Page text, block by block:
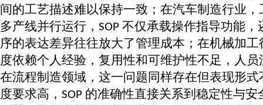
间的工艺描述难以保持一致；在汽车制造行业
多产线并行运行， SOP 不仅承载操作指导功能
序的表达差异往往放大了管理成本；在机械加
度依赖个人经验，复用性和可维护性不足，人
在流程制造领域，这一问题同样存在但表现形
度要求高， SOP 的准确性直接关系到稳定性与